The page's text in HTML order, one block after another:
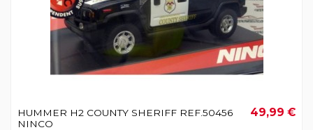
HUMMER H2 COUNTY SHERIFF REF.50456
NINCO
49,99 €